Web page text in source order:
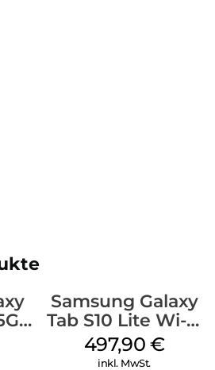
Samsung Galaxy
Tab S10 Lite Wi-Fi
128 GB Silver
497,90 €
inkl. MwSt.